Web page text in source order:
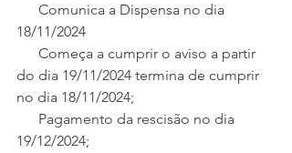
Comunica a Dispensa no dia
18/11/2024
Começa a cumprir o aviso a partir
do dia 19/11/2024 termina de cumprir
no dia 18/11/2024;
Pagamento da rescisão no dia
19/12/2024;